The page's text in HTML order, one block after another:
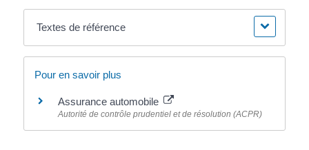
Textes de référence
Pour en savoir plus
Assurance automobile
Autorité de contrôle prudentiel et de résolution (ACPR)